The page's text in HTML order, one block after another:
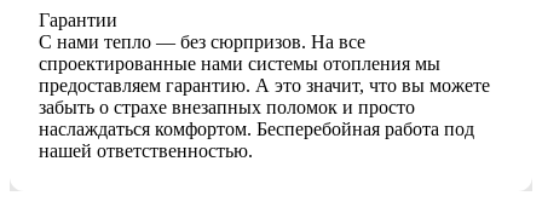
Гарантии
С нами тепло — без сюрпризов. На все
спроектированные нами системы отопления мы
предоставляем гарантию. А это значит, что вы можете
забыть о страхе внезапных поломок и просто
наслаждаться комфортом. Бесперебойная работа под
нашей ответственностью.